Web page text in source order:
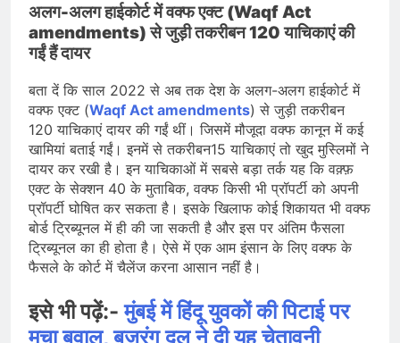
अलग-अलग हाईकोर्ट में वक्फ एक्ट (Waqf Act
amendments) से जुड़ी तकरीबन 120 याचिकाएं की
गईं हैं दायर
बता दें कि साल 2022 से अब तक देश के अलग-अलग हाईकोर्ट में
वक्फ एक्ट (Waqf Act amendments) से जुड़ी तकरीबन
120 याचिकाएं दायर की गईं थीं। जिसमें मौजूदा वक्फ कानून में कई
खामियां बताई गईं। इनमें से तकरीबन15 याचिकाएं तो खुद मुस्लिमों ने
दायर कर रखी है। इन याचिकाओं में सबसे बड़ा तर्क यह कि वक़्फ़
एक्ट के सेक्शन 40 के मुताबिक, वक्फ किसी भी प्रॉपर्टी को अपनी
प्रॉपर्टी घोषित कर सकता है। इसके खिलाफ कोई शिकायत भी वक्फ
बोर्ड ट्रिब्यूनल में ही की जा सकती है और इस पर अंतिम फैसला
ट्रिब्यूनल का ही होता है। ऐसे में एक आम इंसान के लिए वक्फ के
फैसले के कोर्ट में चैलेंज करना आसान नहीं है।
इसे भी पढ़ें:-मुंबई में हिंदू युवकों की पिटाई पर
मचा बवाल, बजरंग दल ने दी यह चेतावनी